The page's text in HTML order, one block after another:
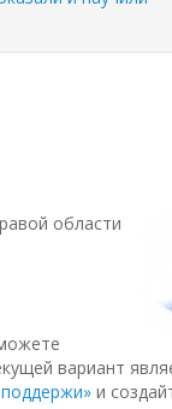
области
вариант
и